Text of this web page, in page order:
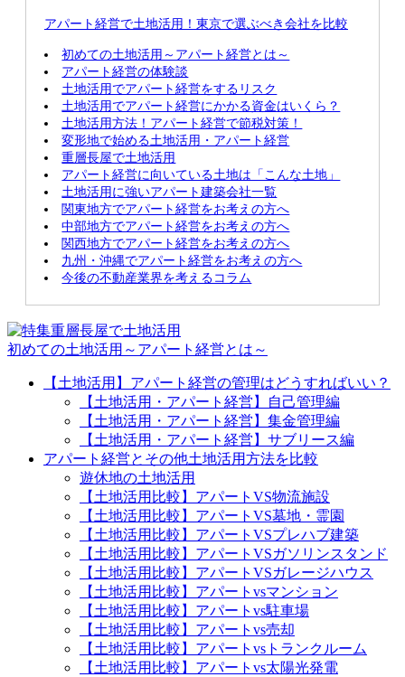
アパート経営で土地活用！東京で選ぶべき会社を比較
初めての土地活用～アパート経営とは～
アパート経営の体験談
土地活用でアパート経営をするリスク
土地活用でアパート経営にかかる資金はいくら？
土地活用方法！アパート経営で節税対策！
変形地で始める土地活用・アパート経営
重層長屋で土地活用
アパート経営に向いている土地は「こんな土地」
土地活用に強いアパート建築会社一覧
関東地方でアパート経営をお考えの方へ
中部地方でアパート経営をお考えの方へ
関西地方でアパート経営をお考えの方へ
九州・沖縄でアパート経営をお考えの方へ
今後の不動産業界を考えるコラム
初めての土地活用～アパート経営とは～
【土地活用】アパート経営の管理はどうすればいい？
【土地活用・アパート経営】自己管理編
【土地活用・アパート経営】集金管理編
【土地活用・アパート経営】サブリース編
アパート経営とその他土地活用方法を比較
遊休地の土地活用
【土地活用比較】アパートVS物流施設
【土地活用比較】アパートVS墓地・霊園
【土地活用比較】アパートVSプレハブ建築
【土地活用比較】アパートVSガソリンスタンド
【土地活用比較】アパートVSガレージハウス
【土地活用比較】アパートvsマンション
【土地活用比較】アパートvs駐車場
【土地活用比較】アパートvs売却
【土地活用比較】アパートvsトランクルーム
【土地活用比較】アパートvs太陽光発電